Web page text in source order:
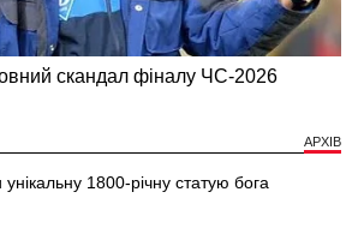
АРХІВ
1800-річну статую бога